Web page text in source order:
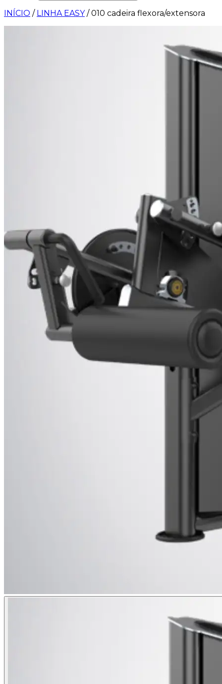
INÍCIO / LINHA EASY / 010 cadeira flexora/extensora